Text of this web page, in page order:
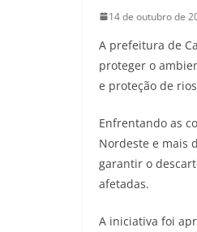
14 de outubro de
A prefeitura de
proteger o
e proteção de
Enfrentando as
Nordeste e mais
garantir o
afetadas.
A iniciativa foi